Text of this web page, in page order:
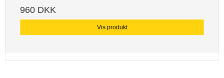
960 DKK
Vis produkt